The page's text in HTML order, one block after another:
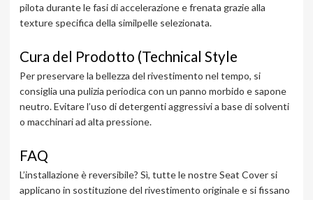
pilota durante le fasi di accelerazione e frenata grazie alla
texture specifica della similpelle selezionata.
Cura del Prodotto (Technical Style
Per preservare la bellezza del rivestimento nel tempo, si
consiglia una pulizia periodica con un panno morbido e sapone
neutro. Evitare l’uso di detergenti aggressivi a base di solventi
o macchinari ad alta pressione.
FAQ
L’installazione è reversibile? Sì, tutte le nostre Seat Cover si
applicano in sostituzione del rivestimento originale e si fissano